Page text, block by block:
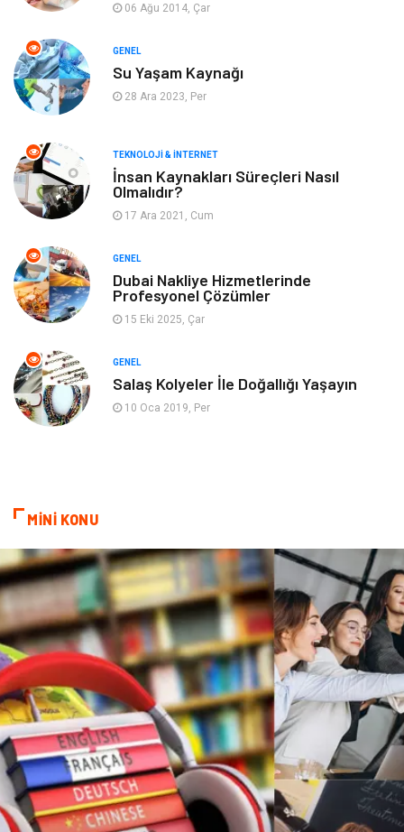
Yeme & İçme
Keyif & Hobi Organizasyon
Gayrimenkul Spor
Finans& Ekonomi Anne & Çocuk
Genel Kültür
Ev İşleri
Mobilya
Astroloji
Çadır Yazı Tahtaları
Pet Malzemeleri
06 Ağu 2014, Çar
GENEL
Su Yaşam Kaynağı
28 Ara 2023, Per
TEKNOLOJI & İNTERNET
İnsan Kaynakları Süreçleri Nasıl
Olmalıdır?
17 Ara 2021, Cum
GENEL
Dubai Nakliye Hizmetlerinde
Profesyonel Çözümler
15 Eki 2025, Çar
GENEL
Salaş Kolyeler İle Doğallığı Yaşayın
10 Oca 2019, Per
MİNİ KONU